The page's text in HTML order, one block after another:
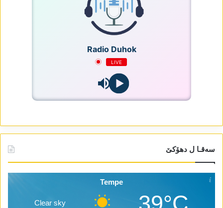
Radio Duhok
LIVE
سەقـا ل دھۆکێ
Tempe
Clear sky